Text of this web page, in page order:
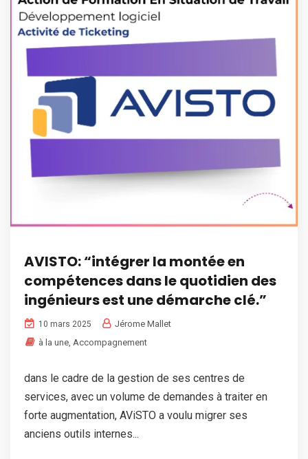
AVISTO: “intégrer la montée en
compétences dans le quotidien des
ingénieurs est une démarche clé.”
10 mars 2025
Jérome Mallet
à la une, Accompagnement
dans le cadre de la gestion de ses centres de
services, avec un volume de demandes à traiter en
forte augmentation, AViSTO a voulu migrer ses
anciens outils internes...